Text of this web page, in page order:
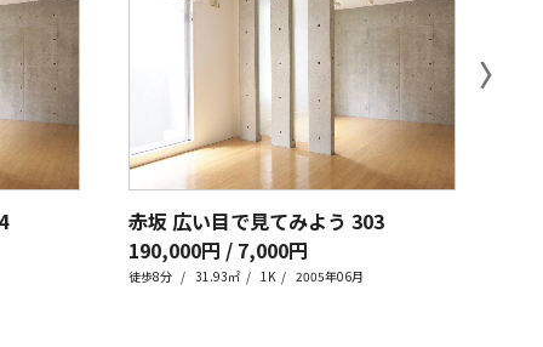
赤坂 広い目で見てみよう 303
190,000円 / 7,000円
徒歩8分 31.93㎡ 1K 2005年06月
〉